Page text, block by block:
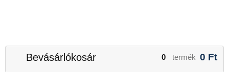
Bevásárlókosár 0 termék 0 Ft